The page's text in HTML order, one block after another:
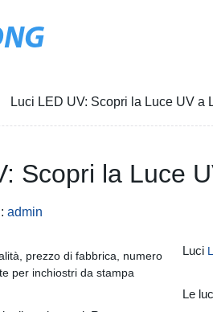
Luci LED UV: Scopri la Luce UV a
Scopri la Luce
admin
Luci
Le